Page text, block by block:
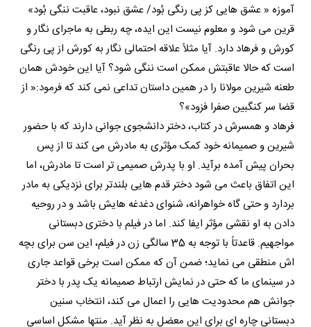
آموزه « عشق هایی کز پی رنگی بُود/ عشق نبود، عاقبت ننگی بُود»
قرین می شود و معلوم نیست این ایده، چه ربطی به ماجرای نگار و
کورش و فرهاد دارد. آیا مثلاً علاقه احتمالی نگار به کورش از پی رنگی
است که حالا عاقبتش ممکن است ننگی شود؟ آیا این خودش همان
طعنه شیرین مولانا را در همین داستان تداعی نمی کند که فرمود:« از
قضا سر کنگبین صفرا فزود»؟
فرهاد و همسرش در کتاب، دختر دانشجوی جوانی دارند که با حضور
شیرین و صمیمانه خود کمک مؤثری به مادرش می کند تا از پس
بحران پیش آمده برآید. او با پدرش صمیمی تر است تا مادرش، اما
این اتفاق باعث می شود دختر قدم هایی بلندتر برای نزدیکی به مادر
بردارد و حتی گاه خواهرانه، شنوای دغدغه هایش باشد و در روحیه
دادن به او نقشی مؤثر ایفا کند. اما در فیلم با دختری دبستانی
مواجهیم. قاعدتاً با توجه به 35 سالگی زن در فیلم، این سن برای بچه
اش منطقی می نماید؛ ضمن آن که ممکن است برخی قواعد جاری
در سینمای ما که حتی در نمایش ارتباط صمیمانه یک پدر با دختر
جوانش هم محدودیت هایی را اعمال می کند، انتخاب سنین
دبستانی چاره ای برای این معضل به نظر آید. منتها مشکل اساسی